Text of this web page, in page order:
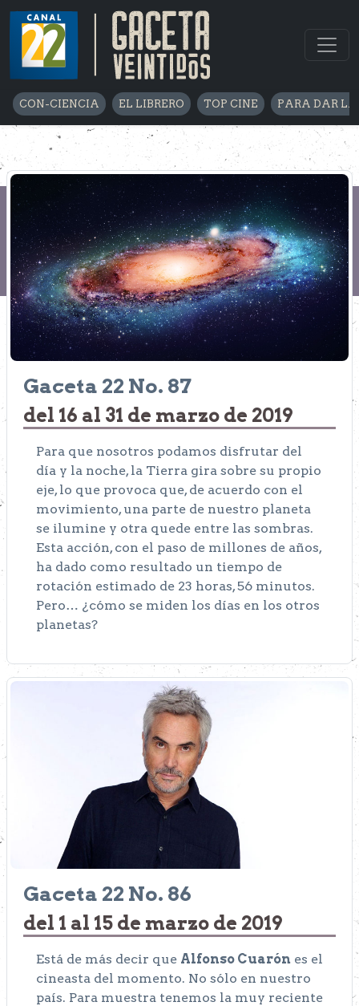
CON-CIENCIA EL LIBRERO TOP CINE PARA DAR
Gaceta 22 No. 87
del 16 al 31 de marzo de 2019
Para que nosotros podamos disfrutar del
día y la noche, la Tierra gira sobre su propio
eje, lo que provoca que, de acuerdo con el
movimiento, una parte de nuestro planeta
se ilumine y otra quede entre las sombras.
Esta acción, con el paso de millones de años,
ha dado como resultado un tiempo de
rotación estimado de 23 horas, 56 minutos.
Pero… ¿cómo se miden los días en los otros
planetas?
Gaceta 22 No. 86
del 1 al 15 de marzo de 2019
Está de más decir que Alfonso Cuarón es el
cineasta del momento. No sólo en nuestro
país. Para muestra tenemos la muy reciente